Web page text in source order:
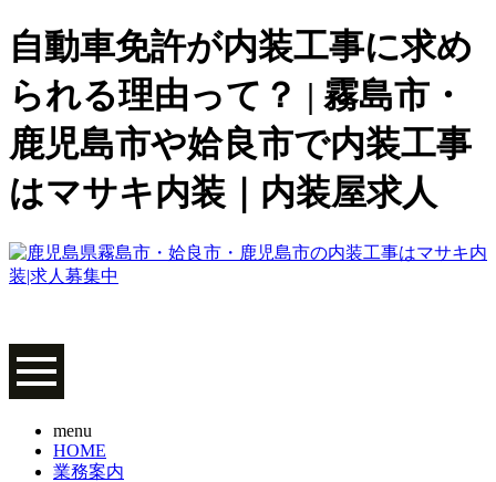
自動車免許が内装工事に求め
られる理由って？ | 霧島市・
鹿児島市や姶良市で内装工事
はマサキ内装｜内装屋求人
menu
HOME
業務案内